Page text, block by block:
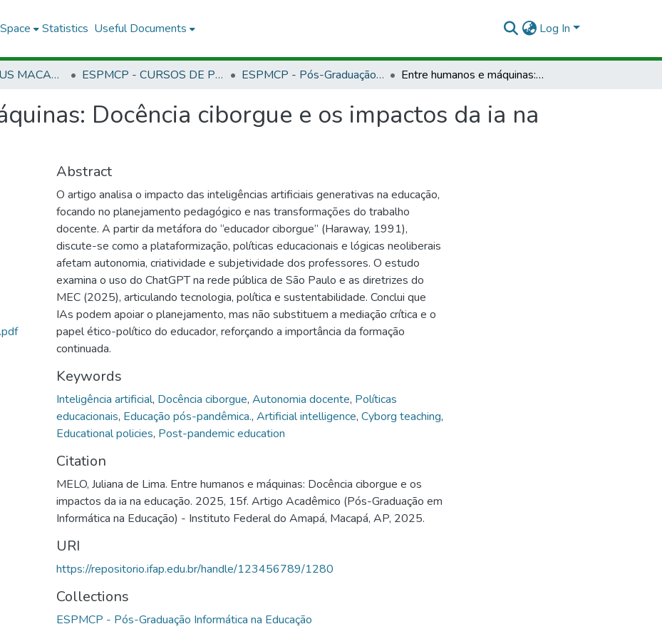
Statistics Useful Documents Log In
CMCP - CAMPUS MACAPÁ ESPMCP - CURSOS DE PÓS-GRADUAÇÃO LATO SENSU - CAMPUS MACAPÁ ESPMCP - Pós-Graduação Informática na Educação Entre humanos e máquinas: Docência ciborgue e os impactos da ia na educação
Docência ciborgue e os impactos da ia na
Abstract
O artigo analisa o impacto das inteligências artificiais generativas na educação,
focando no planejamento pedagógico e nas transformações do trabalho
docente. A partir da metáfora do “educador ciborgue” (Haraway, 1991),
discute-se como a plataformização, políticas educacionais e lógicas neoliberais
afetam autonomia, criatividade e subjetividade dos professores. O estudo
examina o uso do ChatGPT na rede pública de São Paulo e as diretrizes do
MEC (2025), articulando tecnologia, política e sustentabilidade. Conclui que
IAs podem apoiar o planejamento, mas não substituem a mediação crítica e o
papel ético-político do educador, reforçando a importância da formação
continuada.
Keywords
Inteligência artificial, Docência ciborgue, Autonomia docente, Políticas
educacionais, Educação pós-pandêmica., Artificial intelligence, Cyborg teaching,
Educational policies, Post-pandemic education
Citation
MELO, Juliana de Lima. Entre humanos e máquinas: Docência ciborgue e os
impactos da ia na educação. 2025, 15f. Artigo Acadêmico (Pós-Graduação em
Informática na Educação) - Instituto Federal do Amapá, Macapá, AP, 2025.
URI
https://repositorio.ifap.edu.br/handle/123456789/1280
Collections
ESPMCP - Pós-Graduação Informática na Educação